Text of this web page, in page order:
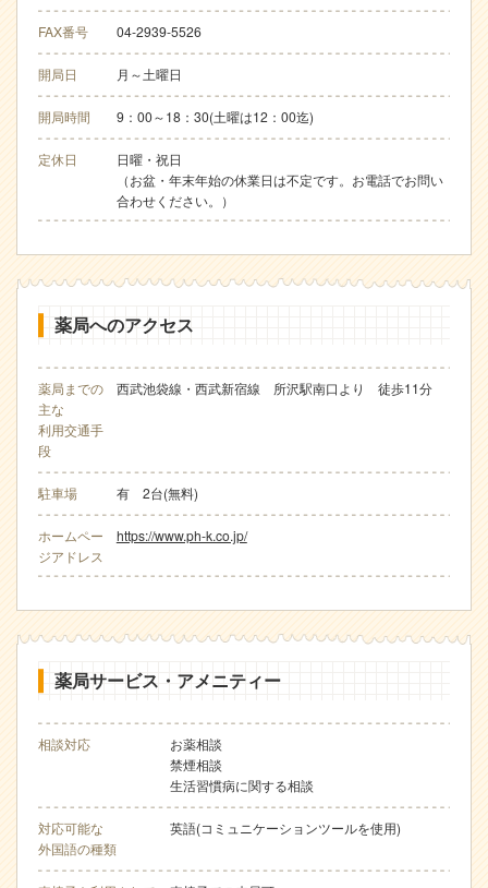
FAX番号 04-2939-5526
開局日 月～土曜日
開局時間 9：00～18：30(土曜は12：00迄)
定休日
日曜・祝日
（お盆・年末年始の休業日は不定です。お電話でお問い
合わせください。）
薬局へのアクセス
薬局までの
主な
利用交通手
段
西武池袋線・西武新宿線 所沢駅南口より 徒歩11分
駐車場 有 2台(無料)
ホームペー
ジアドレス
https://www.ph-k.co.jp/
薬局サービス・アメニティー
相談対応
お薬相談
禁煙相談
生活習慣病に関する相談
対応可能な
外国語の種類
英語(コミュニケーションツールを使用)